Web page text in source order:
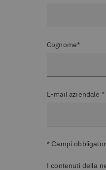
Cognome*
E-mail aziendale *
* Campi
I contenuti della